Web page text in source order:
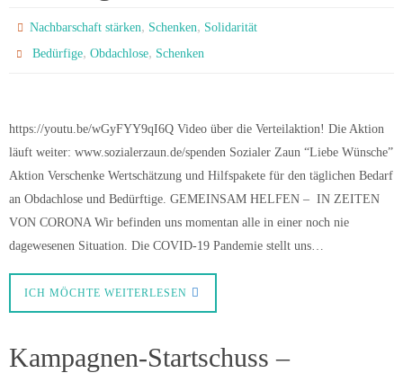
Nachbarschaft stärken, Schenken, Solidarität
Bedürfige,Obdachlose, Schenken
https://youtu.be/wGyFYY9qI6Q Video über die Verteilaktion! Die Aktion
läuft weiter: www.sozialerzaun.de/spenden Sozialer Zaun “Liebe Wünsche”
Aktion Verschenke Wertschätzung und Hilfspakete für den täglichen Bedarf
an Obdachlose und Bedürftige. GEMEINSAM HELFEN – IN ZEITEN
VON CORONA Wir befinden uns momentan alle in einer noch nie
dagewesenen Situation. Die COVID-19 Pandemie stellt uns…
ICH MÖCHTE WEITERLESEN
Kampagnen-Startschuss –